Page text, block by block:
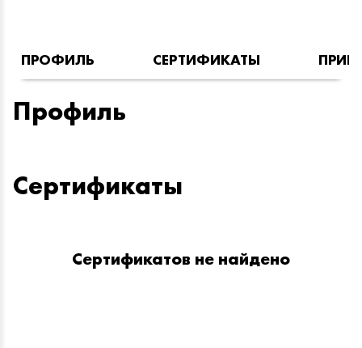
ПРОФИЛЬ СЕРТИФИКАТЫ
Профиль
Сертификаты
Сертификатов не найдено